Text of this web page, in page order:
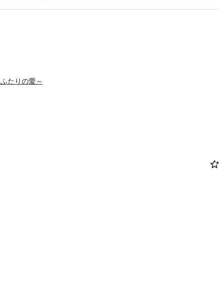
ました～後宮薬膳料理伝～』として刊行されたものに、一部加筆
たりの愛～